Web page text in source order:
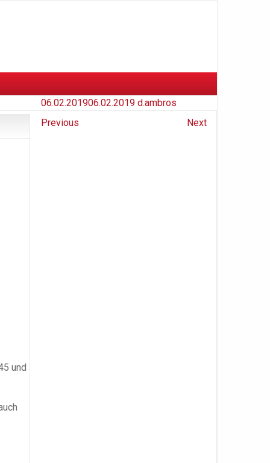
und
06.02.201906.02.2019 d.ambros
Previous
Next